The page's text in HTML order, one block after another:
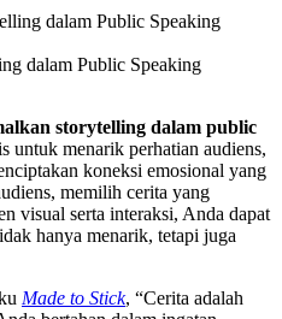
dalam Public Speaking
storytelling dalam public
untuk menarik perhatian audiens,
koneksi emosional yang
memilih cerita yang
visual serta interaksi, Anda dapat
hanya menarik, tetapi juga
Made to Stick, “Cerita adalah